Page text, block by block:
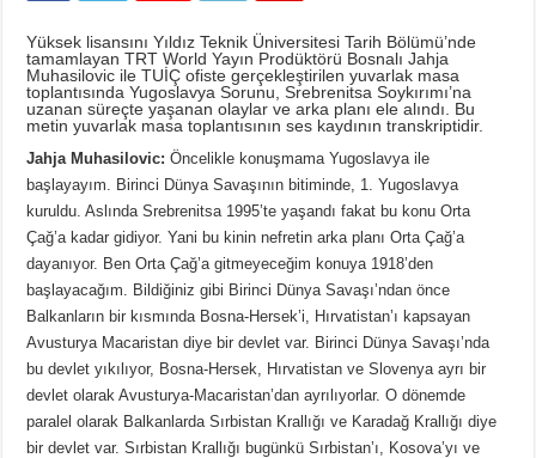
Yüksek lisansını Yıldız Teknik Üniversitesi Tarih Bölümü’nde
tamamlayan TRT World Yayın Prodüktörü Bosnalı Jahja
Muhasilovic ile TUİÇ ofiste gerçekleştirilen yuvarlak masa
toplantısında Yugoslavya Sorunu, Srebrenitsa Soykırımı’na
uzanan süreçte yaşanan olaylar ve arka planı ele alındı. Bu
metin yuvarlak masa toplantısının ses kaydının transkriptidir.
Jahja Muhasilovic: Öncelikle konuşmama Yugoslavya ile
başlayayım. Birinci Dünya Savaşının bitiminde, 1. Yugoslavya
kuruldu. Aslında Srebrenitsa 1995’te yaşandı fakat bu konu Orta
Çağ’a kadar gidiyor. Yani bu kinin nefretin arka planı Orta Çağ’a
dayanıyor. Ben Orta Çağ’a gitmeyeceğim konuya 1918’den
başlayacağım. Bildiğiniz gibi Birinci Dünya Savaşı’ndan önce
Balkanların bir kısmında Bosna-Hersek’i, Hırvatistan’ı kapsayan
Avusturya Macaristan diye bir devlet var. Birinci Dünya Savaşı’nda
bu devlet yıkılıyor, Bosna-Hersek, Hırvatistan ve Slovenya ayrı bir
devlet olarak Avusturya-Macaristan’dan ayrılıyorlar. O dönemde
paralel olarak Balkanlarda Sırbistan Krallığı ve Karadağ Krallığı diye
bir devlet var. Sırbistan Krallığı bugünkü Sırbistan’ı, Kosova’yı ve